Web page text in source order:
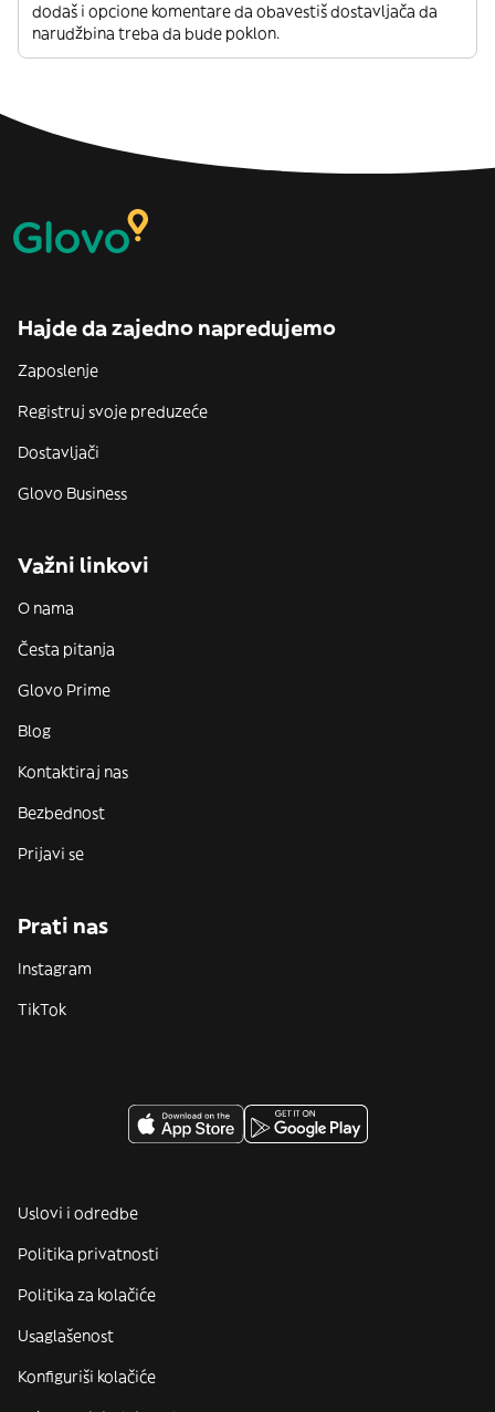
dodaš i opcione komentare da obavestiš dostavljača da
narudžbina treba da bude poklon.
Hajde da zajedno napredujemo
Zaposlenje
Registruj svoje preduzeće
Dostavljači
Glovo Business
Važni linkovi
O nama
Česta pitanja
Glovo Prime
Blog
Kontaktiraj nas
Bezbednost
Prijavi se
Prati nas
Instagram
TikTok
Uslovi i odredbe
Politika privatnosti
Politika za kolačiće
Usaglašenost
Konfiguriši kolačiće